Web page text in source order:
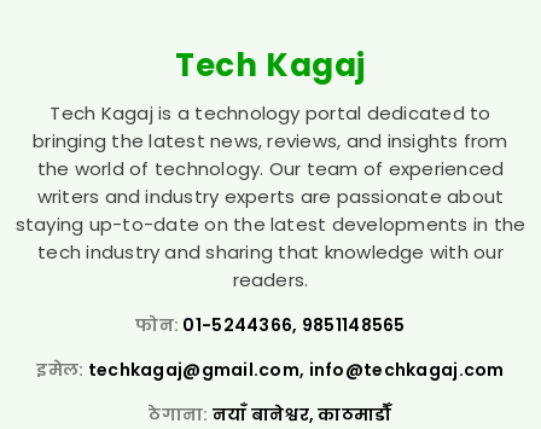
Tech Kagaj
Tech Kagaj is a technology portal dedicated to
bringing the latest news, reviews, and insights from
the world of technology. Our team of experienced
writers and industry experts are passionate about
staying up-to-date on the latest developments in the
tech industry and sharing that knowledge with our
readers.
फोन: 01-5244366, 9851148565
इमेल: techkagaj@gmail.com, info@techkagaj.com
ठेगाना: नयाँ बानेश्वर, काठमाडौँ